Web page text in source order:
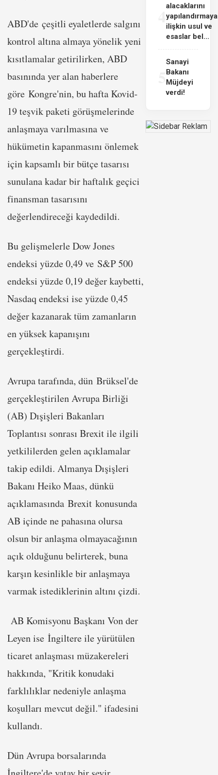
ABD'de çeşitli eyaletlerde salgını
kontrol altına almaya yönelik yeni
kısıtlamalar getirilirken, ABD
basınında yer alan haberlere
göre Kongre'nin, bu hafta Kovid-
19 teşvik paketi görüşmelerinde
anlaşmaya varılmasına ve
hükümetin kapanmasını önlemek
için kapsamlı bir bütçe tasarısı
sunulana kadar bir haftalık geçici
finansman tasarısını
değerlendireceği kaydedildi.
Bu gelişmelerle Dow Jones
endeksi yüzde 0,49 ve S&P 500
endeksi yüzde 0,19 değer kaybetti,
Nasdaq endeksi ise yüzde 0,45
değer kazanarak tüm zamanların
en yüksek kapanışını
gerçekleştirdi.
Avrupa tarafında, dün Brüksel'de
gerçekleştirilen Avrupa Birliği
(AB) Dışişleri Bakanları
Toplantısı sonrası Brexit ile ilgili
yetkililerden gelen açıklamalar
takip edildi. Almanya Dışişleri
Bakanı Heiko Maas, dünkü
açıklamasında Brexit konusunda
AB içinde ne pahasına olursa
olsun bir anlaşma olmayacağının
açık olduğunu belirterek, buna
karşın kesinlikle bir anlaşmaya
varmak istediklerinin altını çizdi.
AB Komisyonu Başkanı Von der
Leyen ise İngiltere ile yürütülen
ticaret anlaşması müzakereleri
hakkında, "Kritik konudaki
farklılıklar nedeniyle anlaşma
koşulları mevcut değil." ifadesini
kullandı.
Dün Avrupa borsalarında
4alacaklarını
yapılandırmaya
ilişkin usul ve
esaslar bel...
Sanayi
Bakanı
Müjdeyi
verdi!